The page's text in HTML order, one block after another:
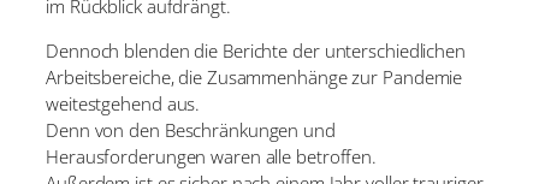
im Rückblick aufdrängt.
Dennoch blenden die Berichte der unterschiedlichen
Arbeitsbereiche, die Zusammenhänge zur Pandemie
weitestgehend aus.
Denn von den Beschränkungen und
Herausforderungen waren alle betroffen.